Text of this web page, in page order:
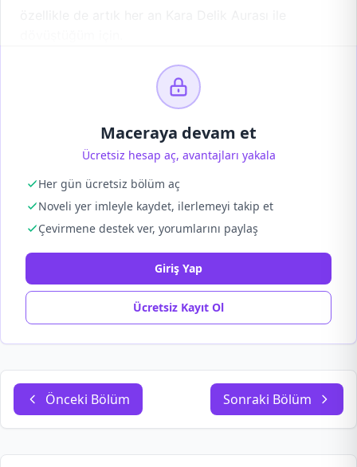
Maceraya devam et
Ücretsiz hesap aç, avantajları yakala
Her gün ücretsiz bölüm aç
Noveli yer imleyle kaydet, ilerlemeyi takip et
Çevirmene destek ver, yorumlarını paylaş
Giriş Yap
Ücretsiz Kayıt Ol
Önceki Bölüm Sonraki Bölüm